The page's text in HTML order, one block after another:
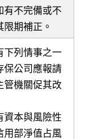
有不完備或不
期補正。
下列情事之一
保公司應報請
管機關促其改
資本與風險性
用部淨值占風